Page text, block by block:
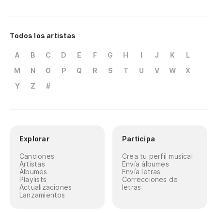
Todos los artistas
A B C D E F G H I J K
L
M
N O P Q R S T U V W
X
Y
Z #
Explorar
Canciones
Artistas
Álbumes
Playlists
Actualizaciones
Lanzamientos
Participa
Crea tu perfil musical
Envía álbumes
Envía letras
Correcciones de
letras